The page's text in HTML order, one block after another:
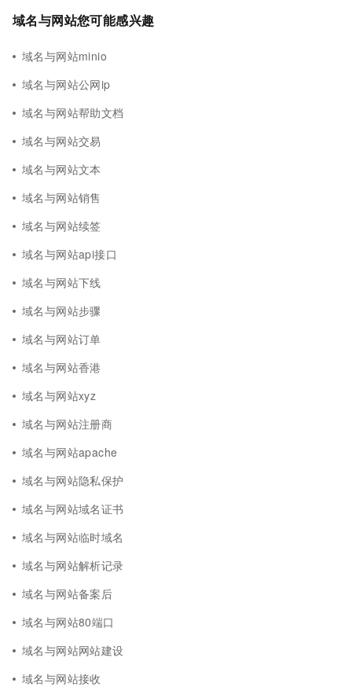
域名与网站您可能感兴趣
域名与网站minio
域名与网站公网ip
域名与网站帮助文档
域名与网站交易
域名与网站文本
域名与网站销售
域名与网站续签
域名与网站api接口
域名与网站下线
域名与网站步骤
域名与网站订单
域名与网站香港
域名与网站xyz
域名与网站注册商
域名与网站apache
域名与网站隐私保护
域名与网站域名证书
域名与网站临时域名
域名与网站解析记录
域名与网站备案后
域名与网站80端口
域名与网站网站建设
域名与网站接收